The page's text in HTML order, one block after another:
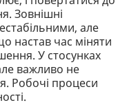
Зовнішні
але
настав час міняти
У стосунках
важливо не
Робочі процеси